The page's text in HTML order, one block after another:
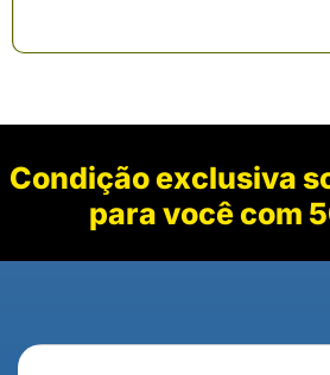
Condição exclusiva
para você com